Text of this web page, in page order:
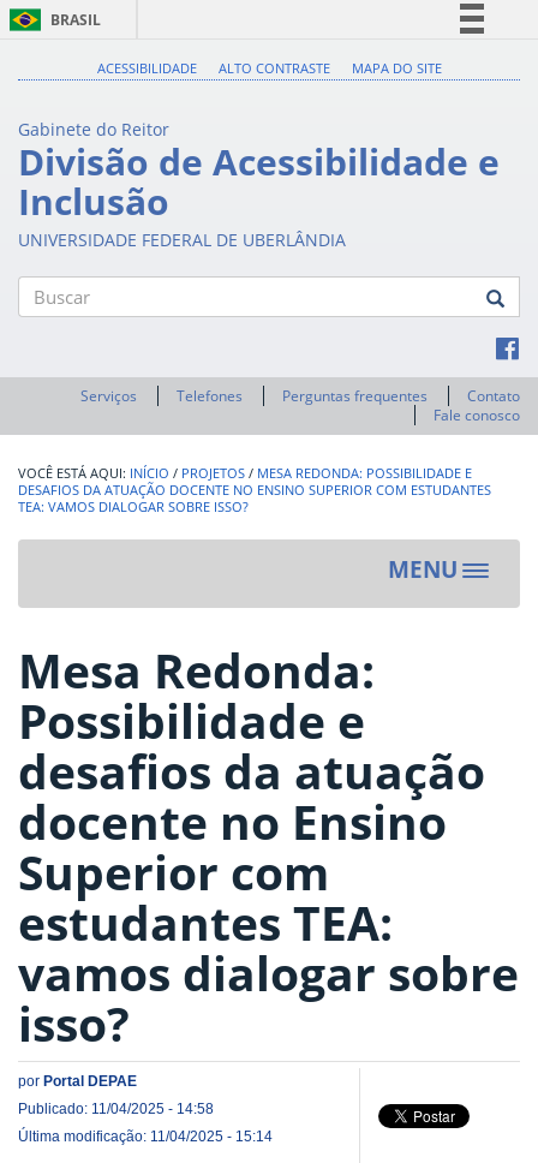
BRASIL
Acesso à informação
ACESSIBILIDADE ALTO CONTRASTE MAPA DO SITE
Gabinete do Reitor
Divisão de Acessibilidade e
Inclusão
UNIVERSIDADE FEDERAL DE UBERLÂNDIA
Serviços Telefones Perguntas frequentes
Contato
Fale conosco
INÍCIO / PROJETOS / MESA REDONDA: POSSIBILIDADE E
DESAFIOS DA ATUAÇÃO DOCENTE NO ENSINO SUPERIOR COM ESTUDANTES
TEA: VAMOS DIALOGAR SOBRE ISSO?
MENU
Toggle
Mesa Redonda:
Possibilidade e
desafios da atuação
docente no Ensino
Superior com
estudantes TEA:
vamos dialogar sobre
isso?
por Portal DEPAE
Publicado: 11/04/2025 - 14:58
Última modificação: 11/04/2025 - 15:14